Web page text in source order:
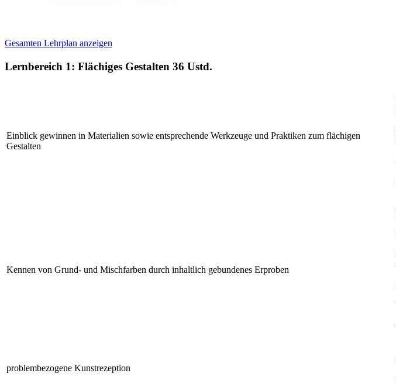
Gesamten Lehrplan anzeigen
Lernbereich 1: Flächiges Gestalten 36 Ustd.
Einblick gewinnen in Materialien sowie entsprechende Werkzeuge und Praktiken zum flächigen
Gestalten
Kennen von Grund- und Mischfarben durch inhaltlich gebundenes Erproben
problembezogene Kunstrezeption